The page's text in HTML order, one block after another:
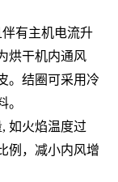
有主机电流升
烘干机内通风
。结圈可采用冷
。
如火焰温度过
例，减小内风增